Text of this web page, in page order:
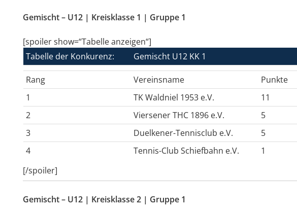
Gemischt – U12 | Kreisklasse 1 | Gruppe 1
[spoiler show=“Tabelle anzeigen“]
Tabelle der Konkurenz:
Gemischt U12 KK 1
Rang Vereinsname Punkte
1
TK Waldniel 1953 e.V. 11
2
Viersener THC 1896 e.V. 5
3
Duelkener-Tennisclub e.V. 5
4
Tennis-Club Schiefbahn e.V. 1
[/spoiler]
Gemischt – U12 | Kreisklasse 2 | Gruppe 1